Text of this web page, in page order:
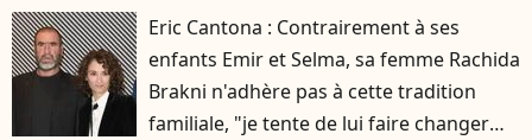
Eric Cantona : Contrairement à ses
enfants Emir et Selma, sa femme Rachida
Brakni n'adhère pas à cette tradition
familiale, "je tente de lui faire changer